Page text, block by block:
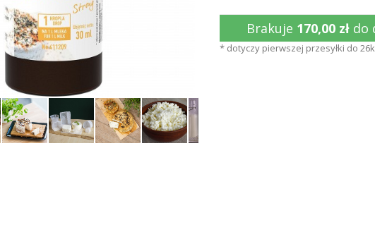
Brakuje 170,00 zł do
* dotyczy pierwszej przesyłki do